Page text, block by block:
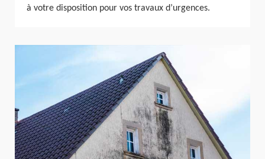
à votre disposition pour vos travaux d’urgences.